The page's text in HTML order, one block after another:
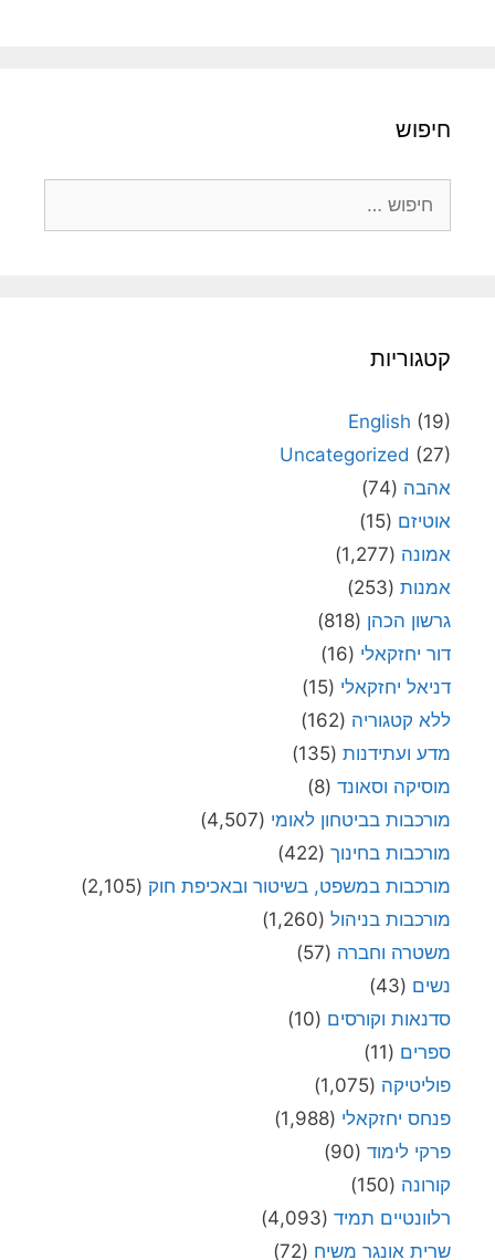
חיפוש
קטגוריות
English (19)
Uncategorized (27)
אהבה (74)
אוטיזם (15)
אמונה (1,277)
אמנות (253)
גרשון הכהן (818)
דור יחזקאלי (16)
דניאל יחזקאלי (15)
ללא קטגוריה (162)
מדע ועתידנות (135)
מוסיקה וסאונד (8)
מורכבות בביטחון לאומי (4,507)
מורכבות בחינוך (422)
מורכבות במשפט, בשיטור ובאכיפת חוק (2,105)
מורכבות בניהול (1,260)
משטרה וחברה (57)
נשים (43)
סדנאות וקורסים (10)
ספרים (11)
פוליטיקה (1,075)
פנחס יחזקאלי (1,988)
פרקי לימוד (90)
קורונה (150)
רלוונטיים תמיד (4,093)
שרית אונגר משיח (72)